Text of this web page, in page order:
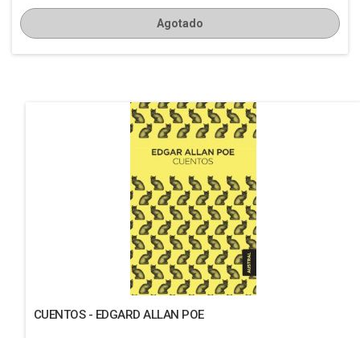
Agotado
CUENTOS - EDGARD ALLAN POE